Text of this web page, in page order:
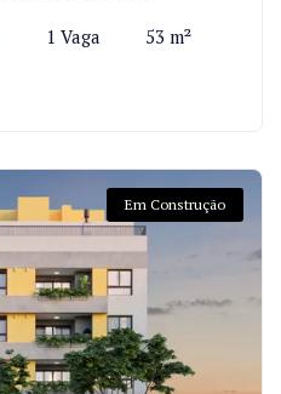
1 Vaga 53 m²
Em Construção